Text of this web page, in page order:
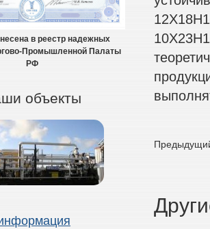
в реестр надежных
Промышленной Палаты
РФ
объекты